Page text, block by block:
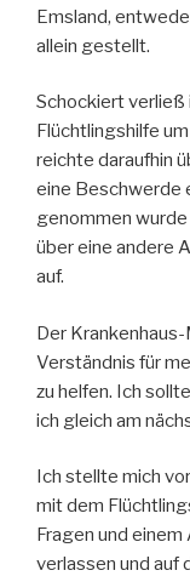
Emsland,
allein gestellt.
Schockiert verließ
Flüchtlingshilfe
reichte daraufhin
eine Beschwerde
genommen
über eine andere
auf.
Der
Verständnis für
zu helfen. Ich
ich gleich am
Ich stellte mich
mit dem
Fragen und
verlassen und auf